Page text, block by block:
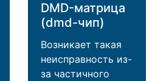
DMD-матрица
(dmd-чип)
Возникает такая
неисправность из-
за частичного